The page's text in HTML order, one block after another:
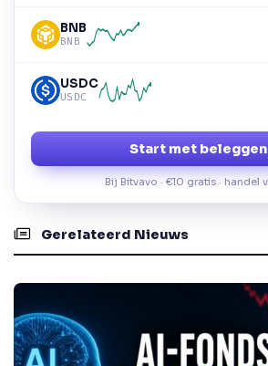
BNB
BNB
USDC
USDC
Start met beleggen
Bij Bitvavo · €10 gratis · handel
Gerelateerd Nieuws